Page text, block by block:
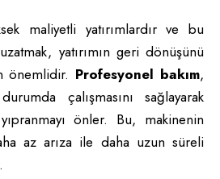
maliyetli yatırımlardır ve bu
yatırımın geri dönüşünü
önemlidir. Profesyonel bakım,
çalışmasını sağlayarak
önler. Bu, makinenin
az arıza ile daha uzun süreli